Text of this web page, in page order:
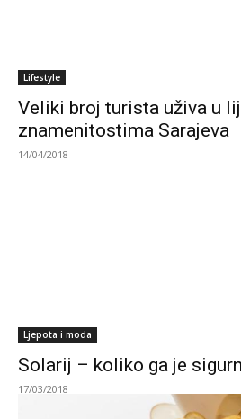
Lifestyle
Veliki broj turista uživa u
znamenitostima Sarajeva
14/04/2018
Ljepota i moda
Solarij – koliko ga je
17/03/2018